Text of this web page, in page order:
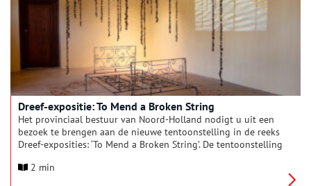
getoond in een setting die uitnodigt om met aandacht te
kijken en daardoor meer te zien.
Dreef-expositie: To Mend a Broken String
Het provinciaal bestuur van Noord-Holland nodigt u uit een
bezoek te brengen aan de nieuwe tentoonstelling in de reeks
Dreef-exposities: ‘To Mend a Broken String’. De tentoonstelling
hedendaagse kunst uit Zuid-Afrika. De installaties met film,
2 min